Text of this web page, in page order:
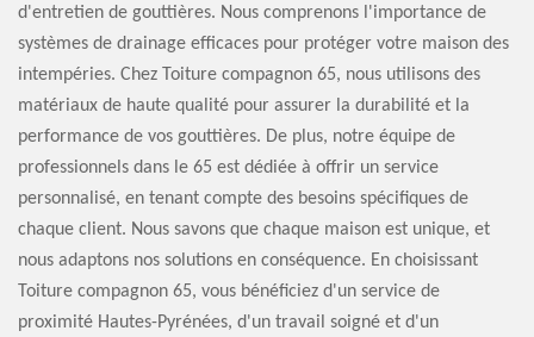
d'entretien de gouttières. Nous comprenons l'importance de
systèmes de drainage efficaces pour protéger votre maison des
intempéries. Chez Toiture compagnon 65, nous utilisons des
matériaux de haute qualité pour assurer la durabilité et la
performance de vos gouttières. De plus, notre équipe de
professionnels dans le 65 est dédiée à offrir un service
personnalisé, en tenant compte des besoins spécifiques de
chaque client. Nous savons que chaque maison est unique, et
nous adaptons nos solutions en conséquence. En choisissant
Toiture compagnon 65, vous bénéficiez d'un service de
proximité Hautes-Pyrénées, d'un travail soigné et d'un